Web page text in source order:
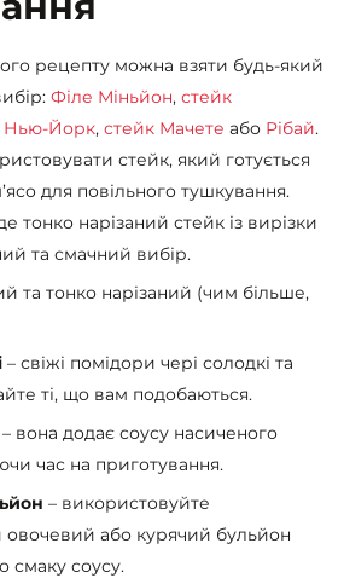
рецепту можна взяти будь-який
Філе Міньйон, стейк
Нью-Йорк, стейк Мачете або Рібай.
стейк, який готується
для повільного тушкування.
тонко нарізаний стейк із вирізки
та смачний вибір.
та тонко нарізаний (чим більше,
– свіжі помідори чері солодкі та
ті, що вам подобаються.
– вона додає соусу насиченого
час на приготування.
– використовуйте
овочевий або курячий бульйон
смаку соусу.